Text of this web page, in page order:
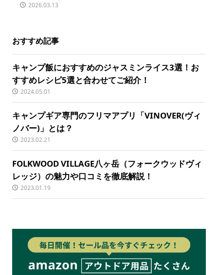
2026.03.13
おすすめ記事
キャンプ飯におすすめのジャスミンライス3選！お
すすめレシピ5選と合わせてご紹介！
2024.05.01
キャンプギア専門のフリマアプリ「VINOVER(ヴィ
ノバー)」とは？
2023.02.21
FOLKWOOD VILLAGE八ヶ岳（フォークウッドヴィ
レッジ）の魅力や口コミを徹底解説！
2023.01.19